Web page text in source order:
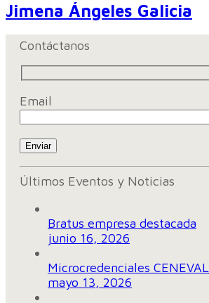
Jimena Ángeles Galicia
Contáctanos
Email
Últimos Eventos y Noticias
Bratus empresa destacada
junio 16, 2026
Microcredenciales CENEVAL
mayo 13, 2026